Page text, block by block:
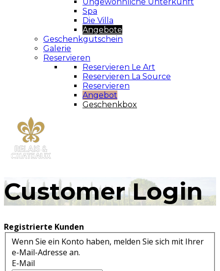
Spa
Die Villa
Angebote
Geschenkgutschein
Galerie
Reservieren
Reservieren Le Art
Reservieren La Source
Reservieren
Angebot
Geschenkbox
Customer Login
Registrierte Kunden
Wenn Sie ein Konto haben, melden Sie sich mit Ihrer
e-Mail-Adresse an.
E-Mail